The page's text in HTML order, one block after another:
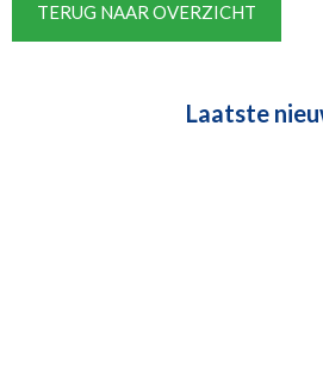
TERUG NAAR OVERZICHT
Laatste